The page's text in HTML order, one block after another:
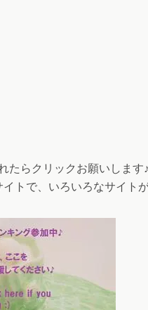
たらクリックお願いしま
トで、いろいろなサイト